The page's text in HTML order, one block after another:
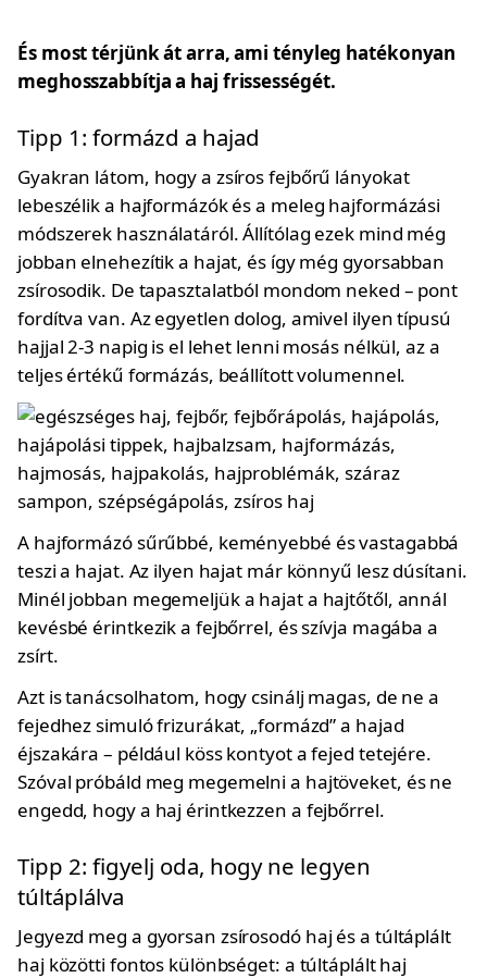
És most térjünk át arra, ami tényleg hatékonyan
meghosszabbítja a haj frissességét.
Tipp 1: formázd a hajad
Gyakran látom, hogy a zsíros fejbőrű lányokat
lebeszélik a hajformázók és a meleg hajformázási
módszerek használatáról. Állítólag ezek mind még
jobban elnehezítik a hajat, és így még gyorsabban
zsírosodik. De tapasztalatból mondom neked – pont
fordítva van. Az egyetlen dolog, amivel ilyen típusú
hajjal 2-3 napig is el lehet lenni mosás nélkül, az a
teljes értékű formázás, beállított volumennel.
A hajformázó sűrűbbé, keményebbé és vastagabbá
teszi a hajat. Az ilyen hajat már könnyű lesz dúsítani.
Minél jobban megemeljük a hajat a hajtőtől, annál
kevésbé érintkezik a fejbőrrel, és szívja magába a
zsírt.
Azt is tanácsolhatom, hogy csinálj magas, de ne a
fejedhez simuló frizurákat, „formázd” a hajad
éjszakára – például köss kontyot a fejed tetejére.
Szóval próbáld meg megemelni a hajtöveket, és ne
engedd, hogy a haj érintkezzen a fejbőrrel.
Tipp 2: figyelj oda, hogy ne legyen
túltáplálva
Jegyezd meg a gyorsan zsírosodó haj és a túltáplált
haj közötti fontos különbséget: a túltáplált haj